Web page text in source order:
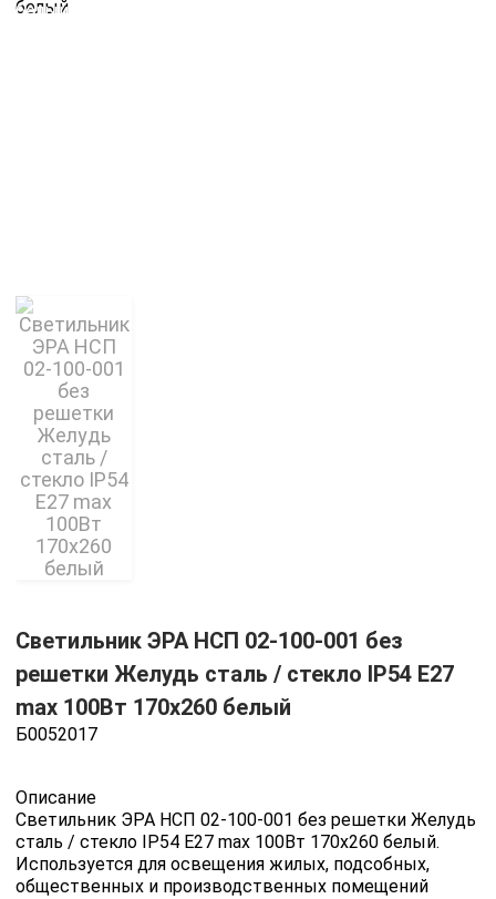
Светильник ЭРА НСП 02-100-001 без
решетки Желудь сталь / стекло IP54 E27
max 100Вт 170х260 белый
Б0052017
Описание
Светильник ЭРА НСП 02-100-001 без решетки Желудь
сталь / стекло IP54 E27 max 100Вт 170х260 белый.
Используется для освещения жилых, подсобных,
общественных и производственных помещений